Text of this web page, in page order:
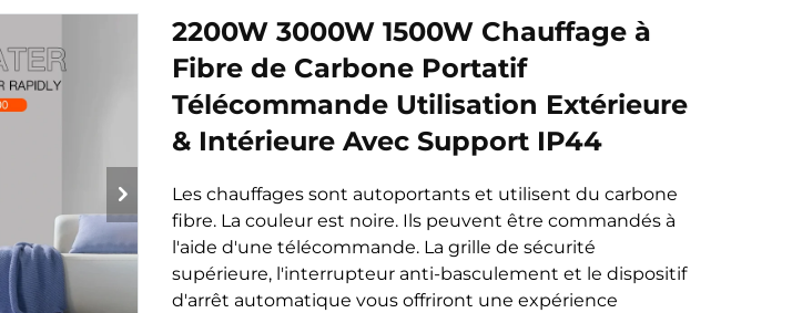
2200W 3000W 1500W Chauffage à
Fibre de Carbone Portatif
Télécommande Utilisation Extérieure
& Intérieure Avec Support IP44
Les chauffages sont autoportants et utilisent du carbone
fibre. La couleur est noire. Ils peuvent être commandés à
l'aide d'une télécommande. La grille de sécurité
supérieure, l'interrupteur anti-basculement et le dispositif
d'arrêt automatique vous offriront une expérience